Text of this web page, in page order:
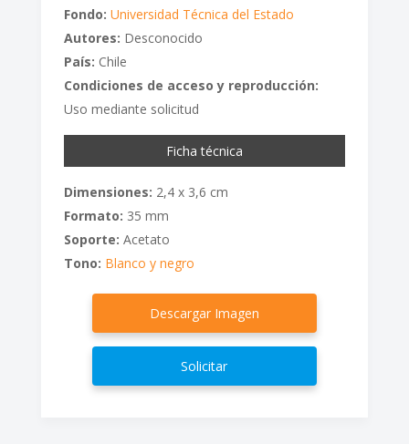
Fondo: Universidad Técnica del Estado
Autores: Desconocido
País: Chile
Condiciones de acceso y reproducción:
Uso mediante solicitud
Ficha técnica
Dimensiones: 2,4 x 3,6 cm
Formato: 35 mm
Soporte: Acetato
Tono: Blanco y negro
Descargar Imagen
Solicitar